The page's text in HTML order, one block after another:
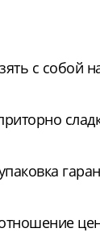
с собой